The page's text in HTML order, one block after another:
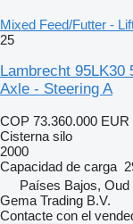
Mixed Feed/Futter -
25
Lambrecht 95LK30
Axle - Steering A
COP 73.360.000 EUR
Cisterna silo
2000
Capacidad de carga
Países Bajos, Oud
Gema Trading B.V.
Contacte con el